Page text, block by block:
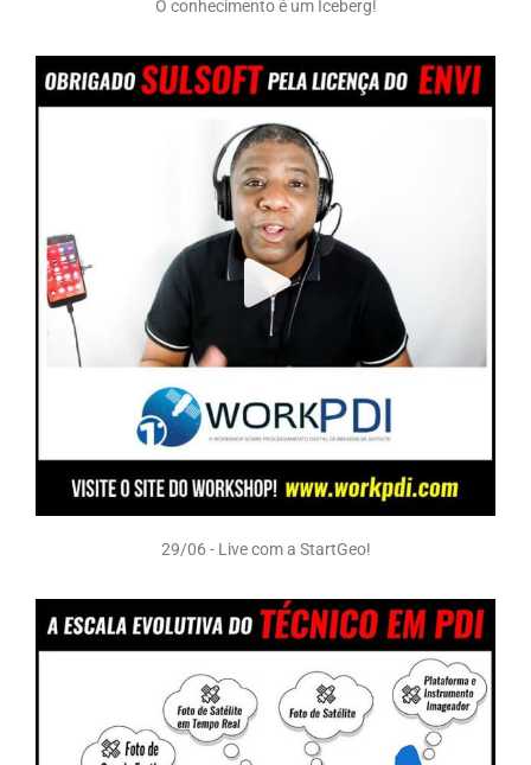
O conhecimento é um Iceberg!
29/06 - Live com a StartGeo!